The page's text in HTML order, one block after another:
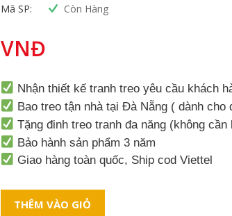
Mã SP: Còn Hàng
VNĐ
Nhận thiết kế tranh treo yêu cầu khách
Bao treo tận nhà tại Đà Nẵng ( dành cho
Tặng đinh treo tranh đa năng (không
Bảo hành sản phẩm 3 năm
Giao hàng toàn quốc, Ship cod Viettel
THÊM VÀO GIỎ